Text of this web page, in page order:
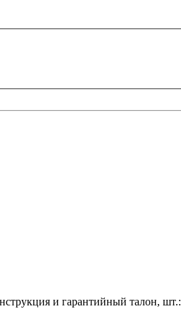
и гарантийный талон, шт.: